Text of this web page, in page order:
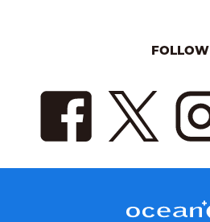
FOLLOW